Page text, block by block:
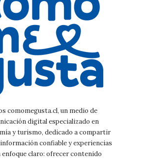
comomegusta.cl, un medio de
digital especializado en
y turismo, dedicado a compartir
confiable y experiencias
enfoque claro: ofrecer contenido